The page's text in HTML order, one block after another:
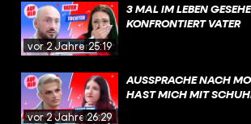
vor 2 Jahren25:19
3 MAL IM LEBEN
KONFRONTIERT VATER
vor 2 Jahren26:29
AUSSPRACHE NACH
HAST MICH MIT